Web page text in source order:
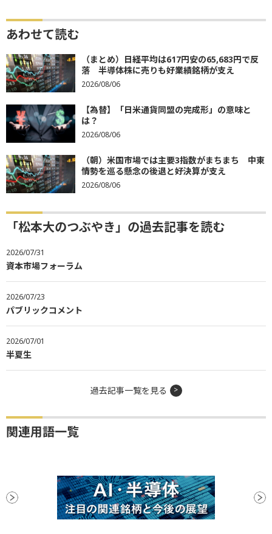
あわせて読む
（まとめ）日経平均は617円安の65,683円で反
落 半導体株に売りも好業績銘柄が支え
2026/08/06
【為替】「日米通貨同盟の完成形」の意味と
は？
2026/08/06
（朝）米国市場では主要3指数がまちまち 中東
情勢を巡る懸念の後退と好決算が支え
2026/08/06
「松本大のつぶやき」の過去記事を読む
2026/07/31
資本市場フォーラム
2026/07/23
パブリックコメント
2026/07/01
半夏生
過去記事一覧を見る
関連用語一覧